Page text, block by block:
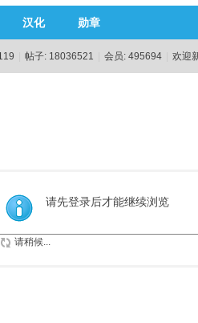
汉化 勋章
帖子: 18036521 会员: 495694 欢迎
请先登录后才能继续浏览
请稍候...